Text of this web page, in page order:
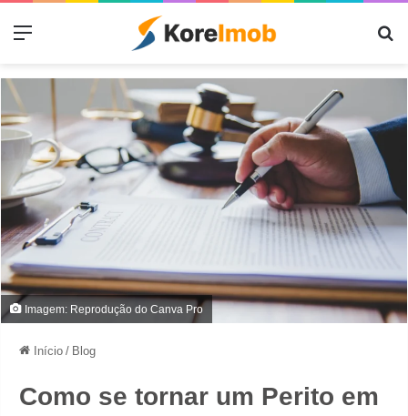
Menu
Imagem: Reprodução do Canva Pro
Início / Blog
Como se tornar um Perito em